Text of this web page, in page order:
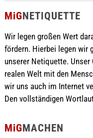
MiGNETIQUETTE
Wir legen großen Wert
fördern. Hierbei legen wir
unserer Netiquette.
realen Welt mit den
wir uns auch im Internet
Den vollständigen
MiGMACHEN